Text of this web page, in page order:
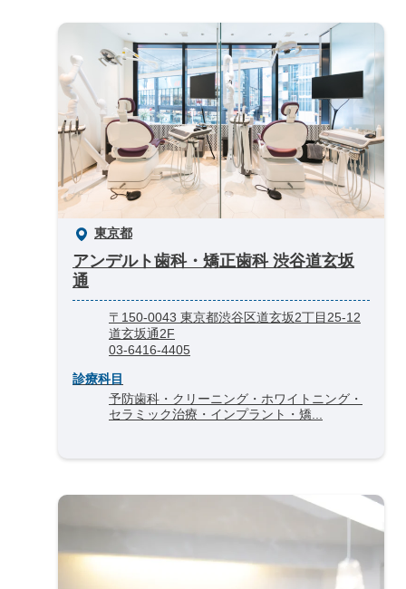
東京都
アンデルト歯科・矯正歯科 渋谷道玄坂
通
〒150-0043 東京都渋谷区道玄坂2丁目25-12
道玄坂通2F
03-6416-4405
診療科目
予防歯科・クリーニング・ホワイトニング・
セラミック治療・インプラント・矯...